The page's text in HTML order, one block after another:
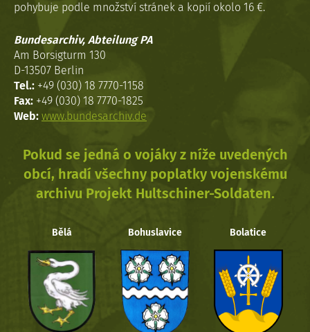
pohybuje podle množství stránek a kopií okolo 16 €.
Bundesarchiv, Abteilung PA
Am Borsigturm 130
D-13507 Berlin
Tel.: +49 (030) 18 7770-1158
Fax: +49 (030) 18 7770-1825
Web: www.bundesarchiv.de
Pokud se jedná o vojáky z níže uvedených
obcí, hradí všechny poplatky vojenskému
archivu Projekt Hultschiner-Soldaten.
Bělá Bohuslavice Bolatice